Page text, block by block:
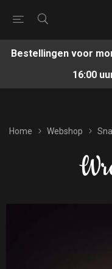
Bestellingen voor
16:00
Home Webshop